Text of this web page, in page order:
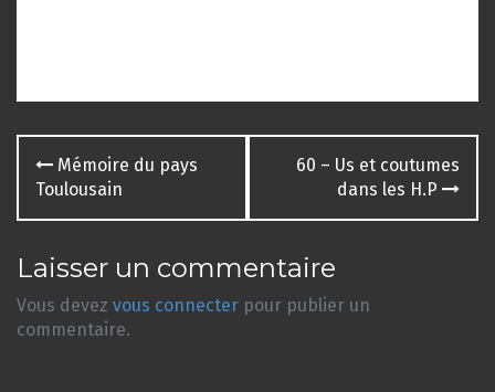
Navigation
des
articles
Mémoire du pays
Toulousain
60 – Us et coutumes
dans les H.P
Laisser un commentaire
Vous devez vous connecter pour publier un
commentaire.